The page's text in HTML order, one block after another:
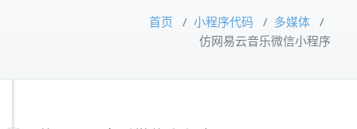
首页 / 小程序代码 / 多媒体 /
仿网易云音乐微信小程序